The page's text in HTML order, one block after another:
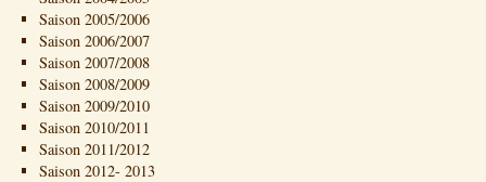
Saison 2005/2006
Saison 2006/2007
Saison 2007/2008
Saison 2008/2009
Saison 2009/2010
Saison 2010/2011
Saison 2011/2012
Saison 2012- 2013